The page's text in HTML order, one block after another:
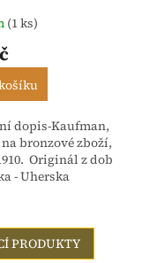
(1 ks)
dopis-Kaufman,
bronzové zboží,
Originál z dob
- Uherska
PRODUKTY